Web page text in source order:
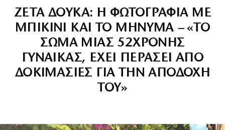
ΖΕΤΑ ΔΟΥΚΑ: Η ΦΩΤΟΓΡΑΦΙΑ ΜΕ
ΜΠΙΚΙΝΙ ΚΑΙ ΤΟ ΜΗΝΥΜΑ – «ΤΟ
ΣΩΜΑ ΜΙΑΣ 52ΧΡΟΝΗΣ
ΓΥΝΑΙΚΑΣ, ΕΧΕΙ ΠΕΡΑΣΕΙ ΑΠΟ
ΔΟΚΙΜΑΣΙΕΣ ΓΙΑ ΤΗΝ ΑΠΟΔΟΧΗ
ΤΟΥ»